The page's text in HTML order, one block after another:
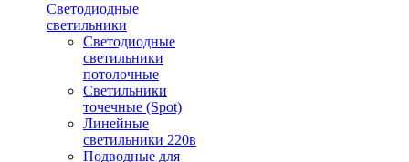
Светодиодные
светильники
Светодиодные
светильники
потолочные
Светильники
точечные (Spot)
Линейные
светильники 220в
Подводные для